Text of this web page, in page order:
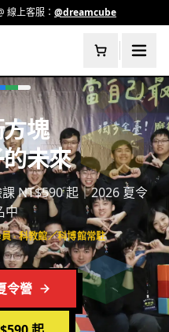
線上客服： @dreamcube
塊
未來
NT$590 起｜2026 夏令
中
· 科教館／科博館常駐
令營